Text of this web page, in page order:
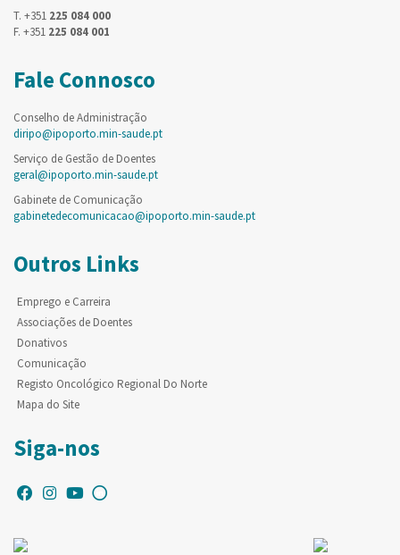
T. +351 225 084 000
F. +351 225 084 001
Fale Connosco
Conselho de Administração
diripo@ipoporto.min-saude.pt
Serviço de Gestão de Doentes
geral@ipoporto.min-saude.pt
Gabinete de Comunicação
gabinetedecomunicacao@ipoporto.min-saude.pt
Outros Links
Emprego e Carreira
Associações de Doentes
Donativos
Comunicação
Registo Oncológico Regional Do Norte
Mapa do Site
Siga-nos